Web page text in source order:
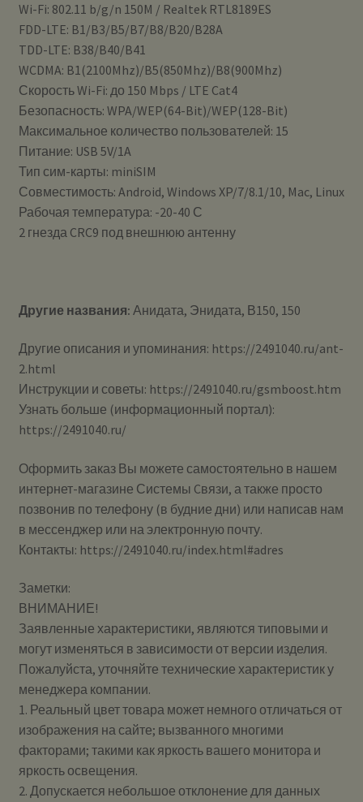
Wi-Fi: 802.11 b/g/n 150M / Realtek RTL8189ES
FDD-LTE: B1/B3/B5/B7/B8/B20/B28A
TDD-LTE: B38/B40/B41
WCDMA: B1(2100Mhz)/B5(850Mhz)/B8(900Mhz)
Скорость Wi-Fi: до 150 Mbps / LTE Cat4
Безопасность: WPA/WEP(64-Bit)/WEP(128-Bit)
Максимальное количество пользователей: 15
Питание: USB 5V/1A
Тип сим-карты: miniSIM
Совместимость: Android, Windows XP/7/8.1/10, Mac, Linux
Рабочая температура: -20-40 С
2 гнезда CRC9 под внешнюю антенну
Другие названия: Анидата, Энидата, В150, 150
Другие описания и упоминания: https://2491040.ru/ant-
2.html
Инструкции и советы: https://2491040.ru/gsmboost.htm
Узнать больше (информационный портал):
https://2491040.ru/
Оформить заказ Вы можете самостоятельно в нашем
интернет-магазине Системы Cвязи, а также просто
позвонив по телефону (в будние дни) или написав нам
в мессенджер или на электронную почту.
Контакты: https://2491040.ru/index.html#adres
Заметки:
ВНИМАНИЕ!
Заявленные характеристики, являются типовыми и
могут изменяться в зависимости от версии изделия.
Пожалуйста, уточняйте технические характеристик у
менеджера компании.
1. Реальный цвет товара может немного отличаться от
изображения на сайте; вызванного многими
факторами; такими как яркость вашего монитора и
яркость освещения.
2. Допускается небольшое отклонение для данных